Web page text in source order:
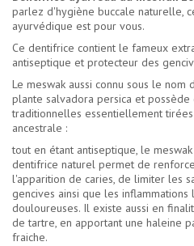
parlez d'hygiène buccale naturelle,
ayurvédique est pour vous.
Ce dentifrice contient le fameux
antiseptique et protecteur des
Le meswak aussi connu sous le nom
plante salvadora persica et
traditionnelles essentiellement
ancestrale :
tout en étant antiseptique, le
dentifrice naturel permet de
l'apparition de caries, de limiter les
gencives ainsi que les
douloureuses. Il existe aussi en
de tartre, en apportant une haleine
fraiche.